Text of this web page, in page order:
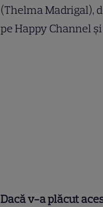
(Thelma Madrigal),
pe Happy Channel
Dacă v-a plăcut